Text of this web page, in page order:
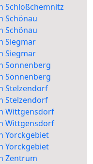
Schloßchemnitz
Schönau
Schönau
Siegmar
Siegmar
Sonnenberg
Sonnenberg
Stelzendorf
Stelzendorf
Wittgensdorf
Wittgensdorf
Yorckgebiet
Yorckgebiet
Zentrum